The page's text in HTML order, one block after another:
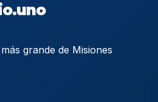
grande de Misiones